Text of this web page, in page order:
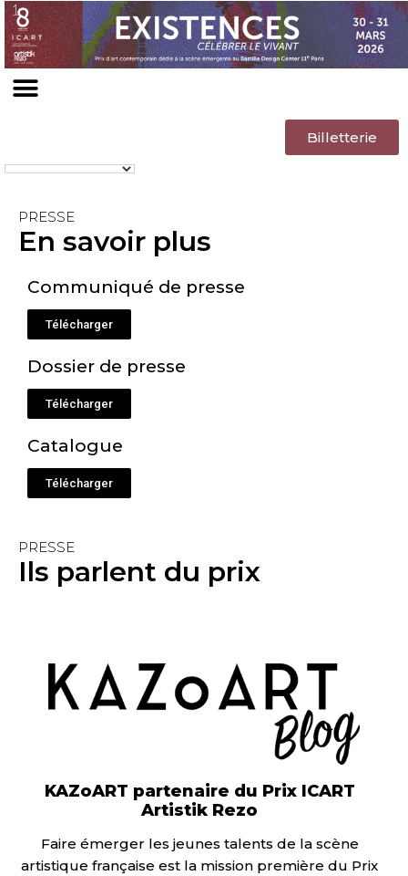
Billetterie
PRESSE
En savoir plus
Communiqué de presse
Télécharger
Dossier de presse
Télécharger
Catalogue
Télécharger
PRESSE
Ils parlent du prix
KAZoART partenaire du Prix ICART
Artistik Rezo
Faire émerger les jeunes talents de la scène
artistique française est la mission première du Prix